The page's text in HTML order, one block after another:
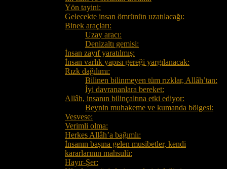
Yön tayini:
Gelecekte insan ömrünün uzatılacağı:
Binek araçları:
Uzay aracı:
Denizaltı gemisi:
İnsan zayıf yaratılmış:
İnsan varlık yapısı gereği yargılanacak:
Rızk dağılımı:
Bilinen bilinmeyen tüm rızklar, Allâh’tan:
İyi davrananlara bereket:
Allâh, insanın bilinçaltına etki ediyor:
Beynin muhakeme ve kumanda bölgesi:
Vesvese:
Verimli olma:
Herkes Allâh’a bağımlı:
İnsanın başına gelen musibetler, kendi
kararlarının mahsulü:
Hayır-Şer: